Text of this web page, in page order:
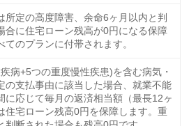
所定の高度障害、余命6ヶ月以内と判
合に住宅ローン残高が0円になる保障
てのプランに付帯されます。
病+5つの重度慢性疾患)を含む病気・
の支払事由に該当した場合、就業不能
に応じて毎月の返済相当額（最長12ヶ
住宅ローン残高0円を保障します。重